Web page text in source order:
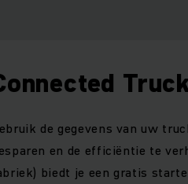
de gegevens van uw
en de efficiëntie te
biedt je een gratis